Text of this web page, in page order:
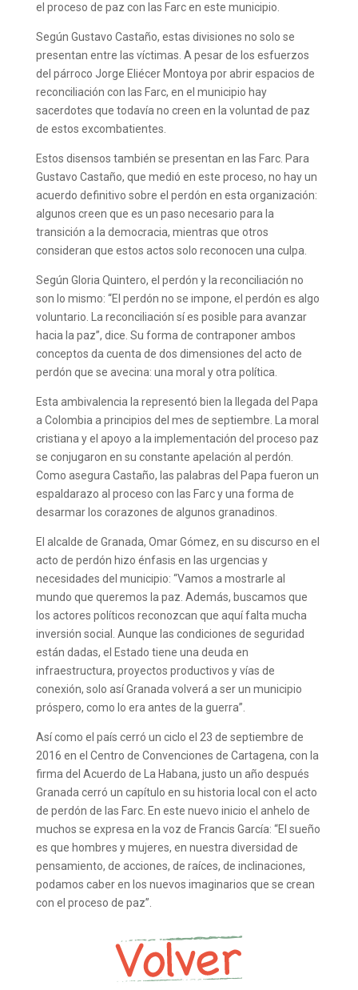
el proceso de paz con las Farc en este municipio.
Según Gustavo Castaño, estas divisiones no solo se
presentan entre las víctimas. A pesar de los esfuerzos
del párroco Jorge Eliécer Montoya por abrir espacios de
reconciliación con las Farc, en el municipio hay
sacerdotes que todavía no creen en la voluntad de paz
de estos excombatientes.
Estos disensos también se presentan en las Farc. Para
Gustavo Castaño, que medió en este proceso, no hay un
acuerdo definitivo sobre el perdón en esta organización:
algunos creen que es un paso necesario para la
transición a la democracia, mientras que otros
consideran que estos actos solo reconocen una culpa.
Según Gloria Quintero, el perdón y la reconciliación no
son lo mismo: “El perdón no se impone, el perdón es algo
voluntario. La reconciliación sí es posible para avanzar
hacia la paz”, dice. Su forma de contraponer ambos
conceptos da cuenta de dos dimensiones del acto de
perdón que se avecina: una moral y otra política.
Esta ambivalencia la representó bien la llegada del Papa
a Colombia a principios del mes de septiembre. La moral
cristiana y el apoyo a la implementación del proceso paz
se conjugaron en su constante apelación al perdón.
Como asegura Castaño, las palabras del Papa fueron un
espaldarazo al proceso con las Farc y una forma de
desarmar los corazones de algunos granadinos.
El alcalde de Granada, Omar Gómez, en su discurso en el
acto de perdón hizo énfasis en las urgencias y
necesidades del municipio: “Vamos a mostrarle al
mundo que queremos la paz. Además, buscamos que
los actores políticos reconozcan que aquí falta mucha
inversión social. Aunque las condiciones de seguridad
están dadas, el Estado tiene una deuda en
infraestructura, proyectos productivos y vías de
conexión, solo así Granada volverá a ser un municipio
próspero, como lo era antes de la guerra”.
Así como el país cerró un ciclo el 23 de septiembre de
2016 en el Centro de Convenciones de Cartagena, con la
firma del Acuerdo de La Habana, justo un año después
Granada cerró un capítulo en su historia local con el acto
de perdón de las Farc. En este nuevo inicio el anhelo de
muchos se expresa en la voz de Francis García: “El sueño
es que hombres y mujeres, en nuestra diversidad de
pensamiento, de acciones, de raíces, de inclinaciones,
podamos caber en los nuevos imaginarios que se crean
con el proceso de paz”.